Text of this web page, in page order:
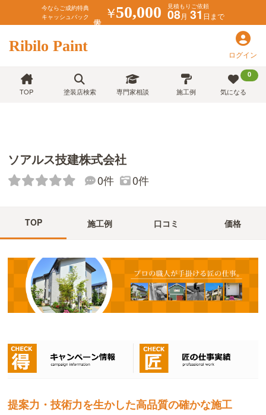
今ならご成約特典
キャッシュバック
￥50,000 見積もりご依頼
08月 31日まで
Ribilo Paint ログイン
TOP 塗装店検索 専門家相談 施工例
0
気になる
ソアルス技建株式会社
0件 0件
TOP 施工例 口コミ 価格
提案力・技術力を生かした高品質の確かな施工